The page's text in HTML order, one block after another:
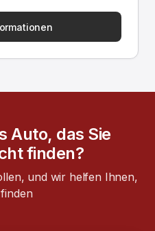
Auto, das Sie
finden?
und wir helfen Ihnen,